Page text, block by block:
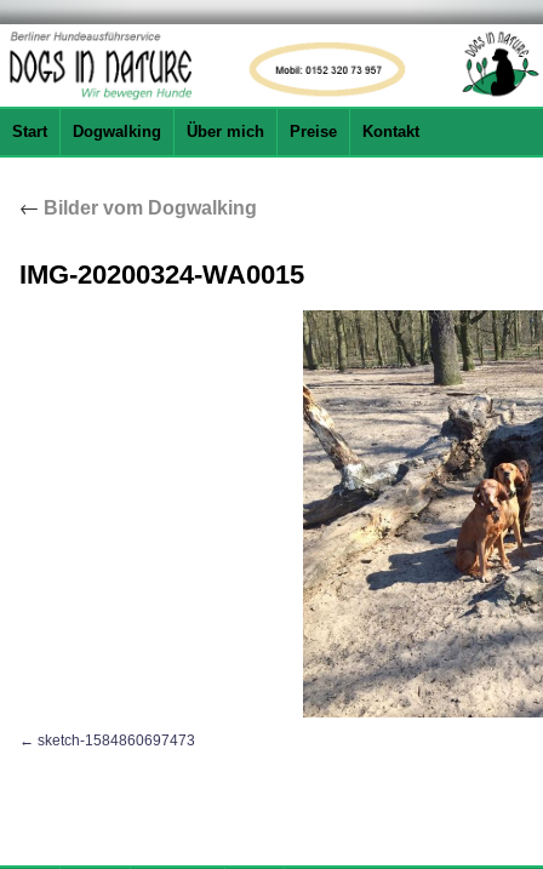
Start Dogwalking Über mich Preise Kontakt
← Bilder vom Dogwalking
IMG-20200324-WA0015
sketch-1584860697473